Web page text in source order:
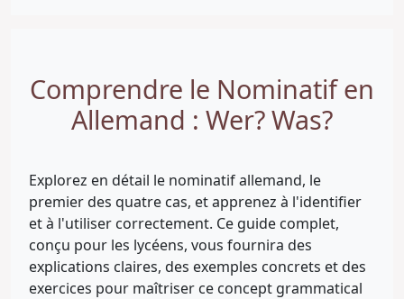
Comprendre le Nominatif en
Allemand : Wer? Was?
Explorez en détail le nominatif allemand, le
premier des quatre cas, et apprenez à l'identifier
et à l'utiliser correctement. Ce guide complet,
conçu pour les lycéens, vous fournira des
explications claires, des exemples concrets et des
exercices pour maîtriser ce concept grammatical